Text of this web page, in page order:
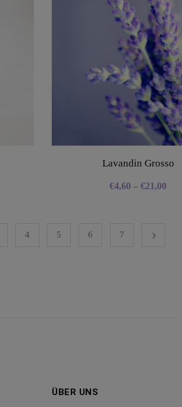
Lavandin Grosso
€4,60 – €21,00
4 5 6 7
ÜBER UNS